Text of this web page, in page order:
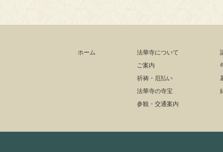
ホーム
法華寺について
ご案内
祈祷・厄払い
法華寺の寺宝
参観・交通案内